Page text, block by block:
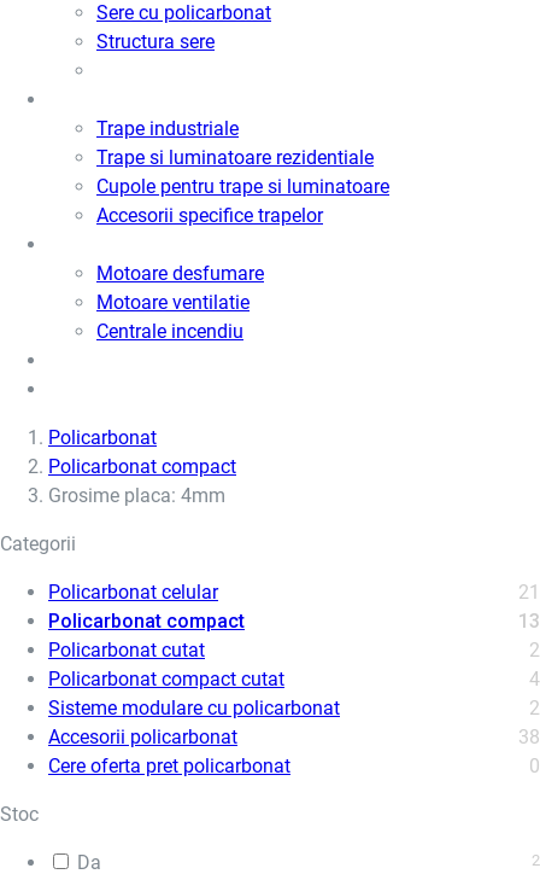
Sere cu policarbonat
Structura sere
Trape industriale
Trape si luminatoare rezidentiale
Cupole pentru trape si luminatoare
Accesorii specifice trapelor
Motoare desfumare
Motoare ventilatie
Centrale incendiu
Policarbonat
Policarbonat compact
Grosime placa: 4mm
Categorii
Policarbonat celular
21
Policarbonat compact
13
Policarbonat cutat
2
Policarbonat compact cutat
4
Sisteme modulare cu policarbonat
2
Accesorii policarbonat
38
Cere oferta pret policarbonat
0
Stoc
Da 2